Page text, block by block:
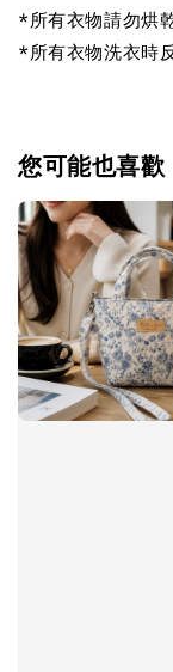
*所有衣物請勿烘
*所有衣物洗衣時
您可能也喜歡